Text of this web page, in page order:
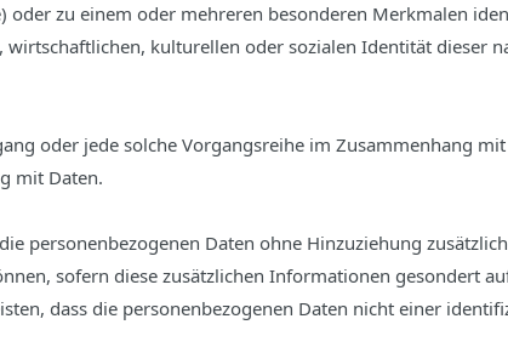
oder zu einem oder mehreren besonderen Merkmalen
kulturellen oder sozialen Identität dieser
oder jede solche Vorgangsreihe im Zusammenhang mit
mit Daten.
personenbezogenen Daten ohne Hinzuziehung
sofern diese zusätzlichen Informationen gesondert
dass die personenbezogenen Daten nicht einer